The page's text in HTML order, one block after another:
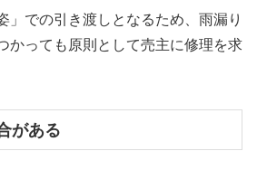
」での引き渡しとなるため、雨漏り
かっても原則として売主に修理を求
がある